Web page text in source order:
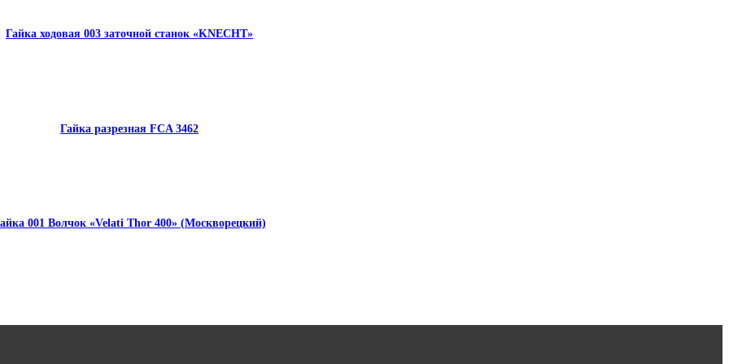
Гайка ходовая 003 заточной станок «KNECHT»
Гайка разрезная FCA 3462
001 Волчок «Velati Thor 400» (Москворецкий)